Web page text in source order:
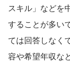
スキル」などを
することが多い
ては回答しなく
容や希望年収な